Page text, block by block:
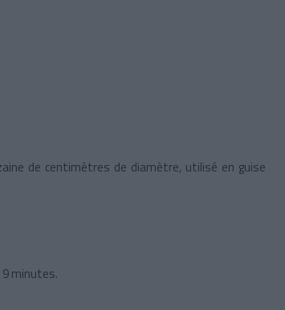
de centimètres de diamètre, utilisé en guise
9 minutes.